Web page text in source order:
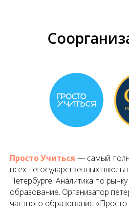
Просто Учиться — самый
всех негосударственных
Петербурге. Аналитика по
образование. Организатор
частного образования «Просто